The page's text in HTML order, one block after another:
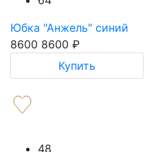
Юбка "Анжель" синий
8600 8600 ₽
Купить
48